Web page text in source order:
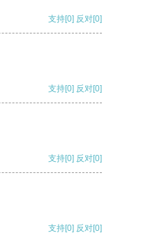
支持[0] 反对[0]
支持[0] 反对[0]
支持[0] 反对[0]
支持[0] 反对[0]